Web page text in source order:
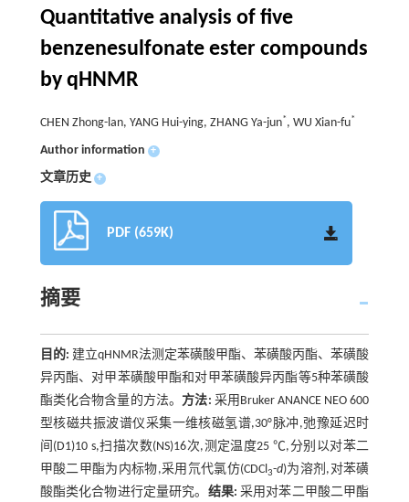
Quantitative analysis of five
benzenesulfonate ester compounds
by qHNMR
CHEN Zhong-lan, YANG Hui-ying, ZHANG Ya-jun*, WU Xian-fu*
Author information +
文章历史 +
PDF (659K)
摘要
目的: 建立qHNMR法测定苯磺酸甲酯、苯磺酸丙酯、苯磺酸
异丙酯、对甲苯磺酸甲酯和对甲苯磺酸异丙酯等5种苯磺酸
酯类化合物含量的方法。方法: 采用Bruker ANANCE NEO 600
型核磁共振波谱仪采集一维核磁氢谱,30°脉冲,弛豫延迟时
间(D1)10 s,扫描次数(NS)16次,测定温度25 ℃,分别以对苯二
甲酸二甲酯为内标物,采用氘代氯仿(CDCl3-d)为溶剂,对苯磺
酸酯类化合物进行定量研究。 结果: 采用对苯二甲酸二甲酯